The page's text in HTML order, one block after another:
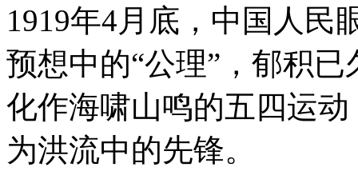
1919年4月底，中国人民
预想中的“公理”，郁积
化作海啸山鸣的五四运
为洪流中的先锋。